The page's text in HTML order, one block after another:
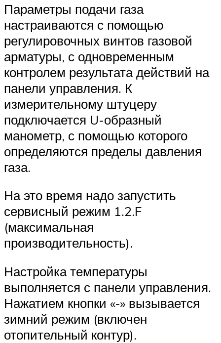
Параметры подачи газа
настраиваются с помощью
регулировочных винтов газовой
арматуры, с одновременным
контролем результата действий на
панели управления. К
измерительному штуцеру
подключается U-образный
манометр, с помощью которого
определяются пределы давления
газа.
На это время надо запустить
сервисный режим 1.2.F
(максимальная
производительность).
Настройка температуры
выполняется с панели управления.
Нажатием кнопки «-» вызывается
зимний режим (включен
отопительный контур).